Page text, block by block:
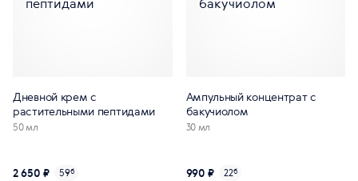
Дневной крем с
растительными пептидами
50 мл
2 650 ₽ 59б
Ампульный концентрат с
бакучиолом
30 мл
990 ₽ 22б